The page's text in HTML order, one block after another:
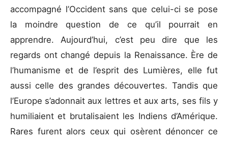
accompagné l’Occident sans que celui-ci se pose
la moindre question de ce qu’il pourrait en
apprendre. Aujourd’hui, c’est peu dire que les
regards ont changé depuis la Renaissance. Ère de
l’humanisme et de l’esprit des Lumières, elle fut
aussi celle des grandes découvertes. Tandis que
l’Europe s’adonnait aux lettres et aux arts, ses fils y
humiliaient et brutalisaient les Indiens d’Amérique.
Rares furent alors ceux qui osèrent dénoncer ce